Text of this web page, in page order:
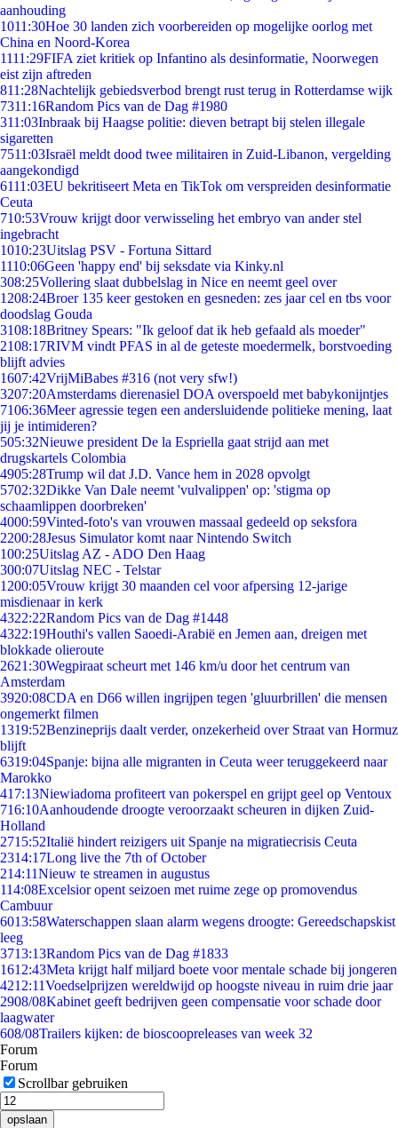
aanhouding
1011:30Hoe 30 landen zich voorbereiden op mogelijke oorlog met
China en Noord-Korea
1111:29FIFA ziet kritiek op Infantino als desinformatie, Noorwegen
eist zijn aftreden
811:28Nachtelijk gebiedsverbod brengt rust terug in Rotterdamse wijk
7311:16Random Pics van de Dag #1980
311:03Inbraak bij Haagse politie: dieven betrapt bij stelen illegale
sigaretten
7511:03Israël meldt dood twee militairen in Zuid-Libanon, vergelding
aangekondigd
6111:03EU bekritiseert Meta en TikTok om verspreiden desinformatie
Ceuta
710:53Vrouw krijgt door verwisseling het embryo van ander stel
ingebracht
1010:23Uitslag PSV - Fortuna Sittard
1110:06Geen 'happy end' bij seksdate via Kinky.nl
308:25Vollering slaat dubbelslag in Nice en neemt geel over
1208:24Broer 135 keer gestoken en gesneden: zes jaar cel en tbs voor
doodslag Gouda
3108:18Britney Spears: "Ik geloof dat ik heb gefaald als moeder"
2108:17RIVM vindt PFAS in al de geteste moedermelk, borstvoeding
blijft advies
1607:42VrijMiBabes #316 (not very sfw!)
3207:20Amsterdams dierenasiel DOA overspoeld met babykonijntjes
7106:36Meer agressie tegen een andersluidende politieke mening, laat
jij je intimideren?
505:32Nieuwe president De la Espriella gaat strijd aan met
drugskartels Colombia
4905:28Trump wil dat J.D. Vance hem in 2028 opvolgt
5702:32Dikke Van Dale neemt 'vulvalippen' op: 'stigma op
schaamlippen doorbreken'
4000:59Vinted-foto's van vrouwen massaal gedeeld op seksfora
2200:28Jesus Simulator komt naar Nintendo Switch
100:25Uitslag AZ - ADO Den Haag
300:07Uitslag NEC - Telstar
1200:05Vrouw krijgt 30 maanden cel voor afpersing 12-jarige
misdienaar in kerk
4322:22Random Pics van de Dag #1448
4322:19Houthi's vallen Saoedi-Arabië en Jemen aan, dreigen met
blokkade olieroute
2621:30Wegpiraat scheurt met 146 km/u door het centrum van
Amsterdam
3920:08CDA en D66 willen ingrijpen tegen 'gluurbrillen' die mensen
ongemerkt filmen
1319:52Benzineprijs daalt verder, onzekerheid over Straat van Hormuz
blijft
6319:04Spanje: bijna alle migranten in Ceuta weer teruggekeerd naar
Marokko
417:13Niewiadoma profiteert van pokerspel en grijpt geel op Ventoux
716:10Aanhoudende droogte veroorzaakt scheuren in dijken Zuid-
Holland
2715:52Italië hindert reizigers uit Spanje na migratiecrisis Ceuta
2314:17Long live the 7th of October
214:11Nieuw te streamen in augustus
114:08Excelsior opent seizoen met ruime zege op promovendus
Cambuur
6013:58Waterschappen slaan alarm wegens droogte: Gereedschapskist
leeg
3713:13Random Pics van de Dag #1833
1612:43Meta krijgt half miljard boete voor mentale schade bij jongeren
4212:11Voedselprijzen wereldwijd op hoogste niveau in ruim drie jaar
2908/08Kabinet geeft bedrijven geen compensatie voor schade door
laagwater
608/08Trailers kijken: de bioscoopreleases van week 32
Forum
Forum
Scrollbar gebruiken
opslaan